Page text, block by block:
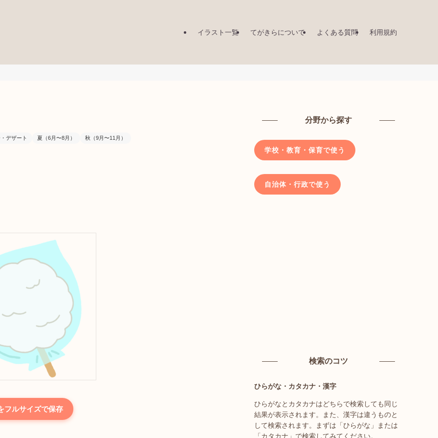
イラスト一覧 てがきらについて よくある質問 利用規約
デザート 夏（6月〜8月） 秋（9月〜11月）
フルサイズで保存
分野から探す
学校・教育・保育で使う
自治体・行政で使う
検索のコツ
ひらがな・カタカナ・漢字
ひらがなとカタカナはどちらで検索しても同じ
結果が表示されます。また、漢字は違うものと
して検索されます。まずは「ひらがな」または
「カタカナ」で検索してみてください。